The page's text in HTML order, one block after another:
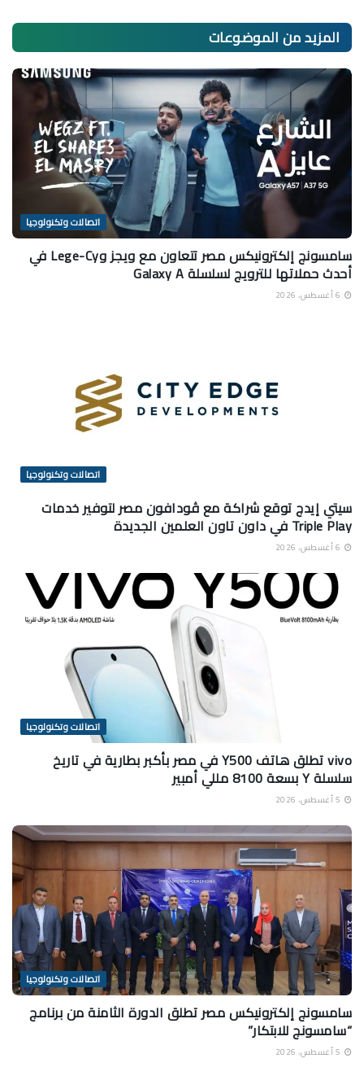
المزيد منالموضوعات
اتصالات وتكنولوجيا
سامسونج إلكترونيكس مصر تتعاون مع ويجز وLege-Cy في
أحدث حملاتها للترويج لسلسلة Galaxy A
اتصالات وتكنولوجيا
سيتي إيدج توقع شراكة مع ڤودافون مصر لتوفير خدمات
Triple Play في داون تاون العلمين الجديدة
اتصالات وتكنولوجيا
vivo تطلق هاتف Y500 في مصر بأكبر بطارية في تاريخ
سلسلة Y بسعة 8100 مللي أمبير
اتصالات وتكنولوجيا
سامسونج إلكترونيكس مصر تطلق الدورة الثامنة من برنامج
“سامسونج للابتكار”